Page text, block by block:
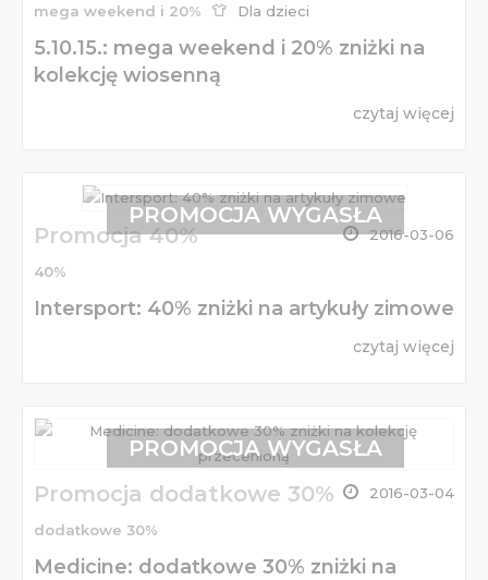
mega weekend i 20% Dla dzieci
5.10.15.: mega weekend i 20% zniżki na
kolekcję wiosenną
czytaj więcej
Promocja 40% 2016-03-06
40%
Intersport: 40% zniżki na artykuły zimowe
czytaj więcej
PROMOCJA WYGASŁA
Promocja dodatkowe 30% 2016-03-04
dodatkowe 30%
Medicine: dodatkowe 30% zniżki na
PROMOCJA WYGASŁA